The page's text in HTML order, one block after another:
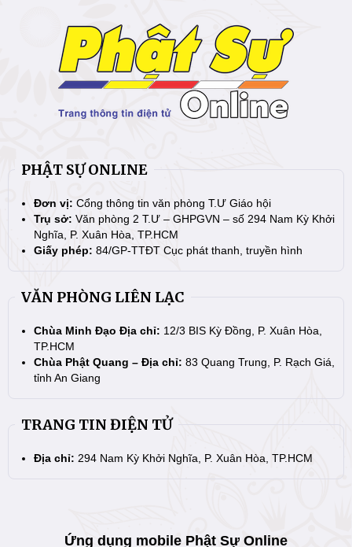
PHẬT SỰ ONLINE
Đơn vị: Cổng thông tin văn phòng T.Ư Giáo hội
Trụ sở: Văn phòng 2 T.Ư – GHPGVN – số 294 Nam Kỳ Khởi
Nghĩa, P. Xuân Hòa, TP.HCM
Giấy phép: 84/GP-TTĐT Cục phát thanh, truyền hình
VĂN PHÒNG LIÊN LẠC
Chùa Minh Đạo Địa chỉ: 12/3 BIS Kỳ Đồng, P. Xuân Hòa,
TP.HCM
Chùa Phật Quang – Địa chỉ: 83 Quang Trung, P. Rạch Giá,
tỉnh An Giang
TRANG TIN ĐIỆN TỬ
Địa chỉ: 294 Nam Kỳ Khởi Nghĩa, P. Xuân Hòa, TP.HCM
Ứng dụng mobile Phật Sự Online